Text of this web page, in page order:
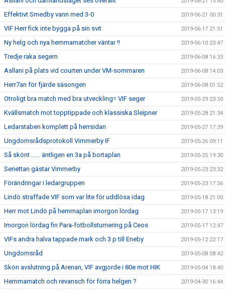
Effektivt Smedby vann med 3-0 2019-06-21 00:31
VIF Herr fick inte bygga på sin svit 2019-06-17 21:51
Ny helg och nya hemmamatcher väntar !! 2019-06-10 23:47
Tredje raka segern 2019-06-08 16:33
Asllani på plats vid courten under VM-sommaren 2019-06-08 14:03
Herr7an för fjärde säsongen 2019-06-08 01:52
Otroligt bra match med bra utveckling= VIF seger 2019-05-29 23:50
Kvällsmatch mot topptippade och klassiska Sleipner 2019-05-28 21:34
Ledarstaben komplett på herrsidan 2019-05-27 17:39
Ungdomsrådsprotokoll Vimmerby IF 2019-05-26 09:11
Så skönt ...... äntligen en 3a på bortaplan 2019-05-25 19:30
Seriettan gästar Vimmerby 2019-05-23 23:32
Förändringar i ledargruppen 2019-05-23 17:56
Lindö straffade VIF som var lite för uddlösa idag 2019-05-18 21:00
Herr mot Lindö på hemmaplan imorgon lördag 2019-05-17 13:19
Imorgon lördag fin Para-fotbollsturnering på Ceos 2019-05-17 12:47
VIFs andra halva tappade mark och 3 p till Eneby 2019-05-12 22:17
Ungdomsråd 2019-05-08 08:42
Skön avslutning på Arenan, VIF avgjorde i 80e mot HIK 2019-05-04 18:40
Hemmamatch och revansch för förra helgen ? 2019-04-30 16:44